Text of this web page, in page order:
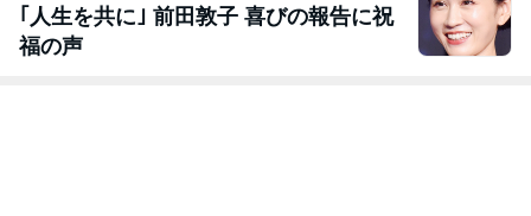
｢人生を共に｣ 前田敦子 喜びの報告に祝
福の声